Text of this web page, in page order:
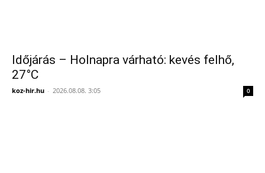
Időjárás – Holnapra várható: kevés felhő,
27°C
koz-hir.hu - 2026.08.08. 3:05 0